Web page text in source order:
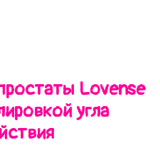
Lovense
угла